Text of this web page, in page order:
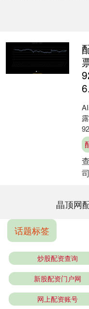
司
晶顶网
话题标签
炒股配资查询
新股配资门户网
网上配资账号